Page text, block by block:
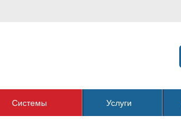
Системы Услуги